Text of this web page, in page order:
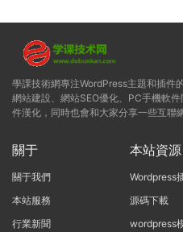
學課技術網專注WordPress主題和插件
網站建設、網站SEO優化、PC手機軟
件漢化，同時也會和大家分享一些互聯
關于
關于我們
本站服務
行業新聞
本站資源
Wordpress
源碼下載
wordpress